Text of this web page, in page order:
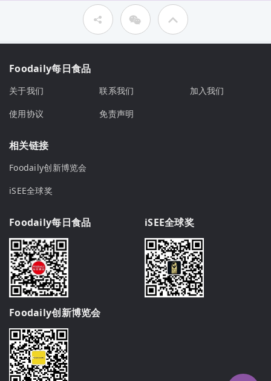
Foodaily每日食品
关于我们 联系我们
加入我们
使用协议
免责声明
相关链接
Foodaily创新博览会
iSEE全球奖
Foodaily每日食品 iSEE全球奖
Foodaily创新博览会